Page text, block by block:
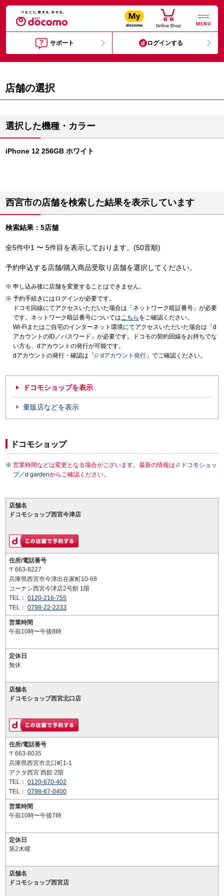
MENU
サポート ログインする
店舗の選択
選択した機種・カラー
iPhone 12 256GB ホワイト
西宮市の店舗を検索した結果を表示しています
検索結果：5店舗
全5件中1 〜 5件目を表示しております。(50音順)
予約申込する店舗/購入商品受取り店舗を選択してください。
申し込み後に店舗を変更することはできません。
予約手続きにはログインが必要です。
ドコモ回線にてアクセスいただいた場合は「ネットワーク暗証番号」が必要
です。ネットワーク暗証番号についてはこちら をご確認ください。
Wi-Fiまたはご自宅のインターネット環境にてアクセスいただいた場合は「d
アカウントのID／パスワード」が必要です。ドコモの契約回線をお持ちでな
い方も、dアカウントの発行が可能です。
dアカウントの発行・確認は「
dアカウント発行 」でご確認ください。
ドコモショップを表示
量販店などを表示
ドコモショップ
営業時間などは変更となる場合がございます。最新の情報は
ドコモショッ
プ／d gardenからご確認ください。
店舗名
ドコモショップ西宮今津店
住所/電話番号
〒663-8227
兵庫県西宮市今津出在家町10-68
コーナン西宮今津店2号館 1階
TEL： 0120-216-755
TEL： 0798-22-2233
営業時間
午前10時〜午後8時
定休日
無休
店舗名
ドコモショップ西宮北口店
住所/電話番号
〒663-8035
兵庫県西宮市北口町1-1
アクタ西宮 西館 2階
TEL： 0120-670-402
TEL： 0798-67-0400
営業時間
午前10時〜午後7時
定休日
第2木曜
店舗名
ドコモショップ西宮店